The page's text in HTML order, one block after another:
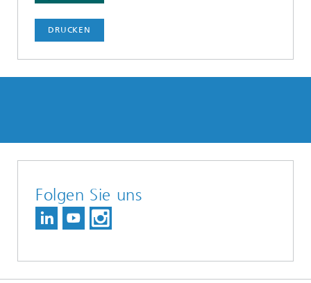
DRUCKEN
Folgen Sie uns